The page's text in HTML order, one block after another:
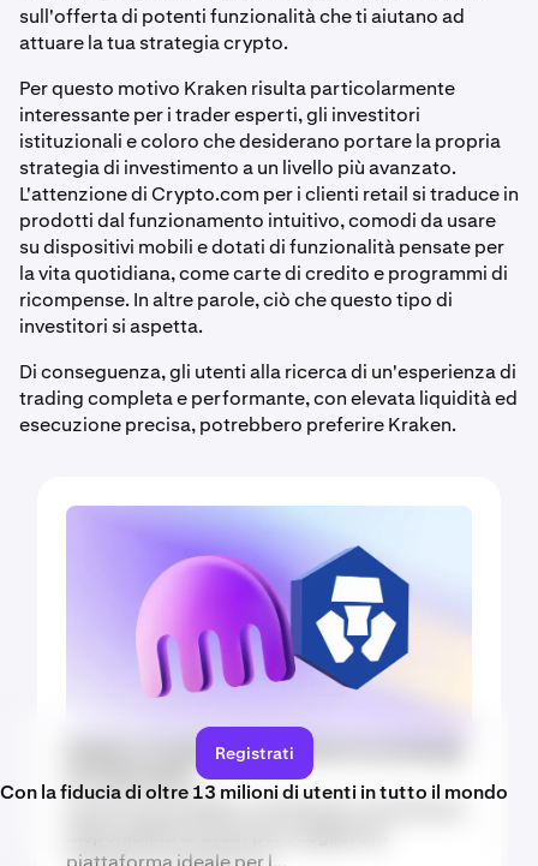
sull'offerta di potenti funzionalità che ti aiutano ad
attuare la tua strategia crypto.
Per questo motivo Kraken risulta particolarmente
interessante per i trader esperti, gli investitori
istituzionali e coloro che desiderano portare la propria
strategia di investimento a un livello più avanzato.
L'attenzione di Crypto.com per i clienti retail si traduce in
prodotti dal funzionamento intuitivo, comodi da usare
su dispositivi mobili e dotati di funzionalità pensate per
la vita quotidiana, come carte di credito e programmi di
ricompense. In altre parole, ciò che questo tipo di
investitori si aspetta.
Di conseguenza, gli utenti alla ricerca di un'esperienza di
trading completa e performante, con elevata liquidità ed
esecuzione precisa, potrebbero preferire Kraken.
Kraken e Crypto.com confronto tra exchange
Registrati
Con la fiducia di oltre 13 milioni di utenti in tutto il mondo